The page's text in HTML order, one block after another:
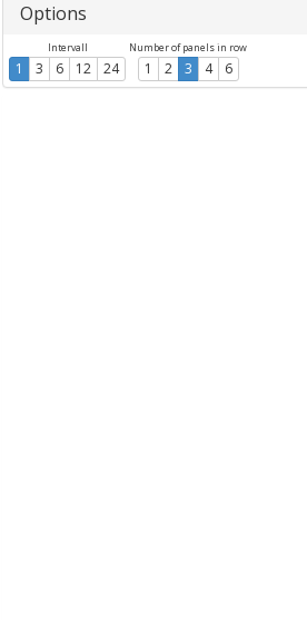
Options
Intervall
1 3 6 12 24
Number of panels in row
1 2 3 4 6